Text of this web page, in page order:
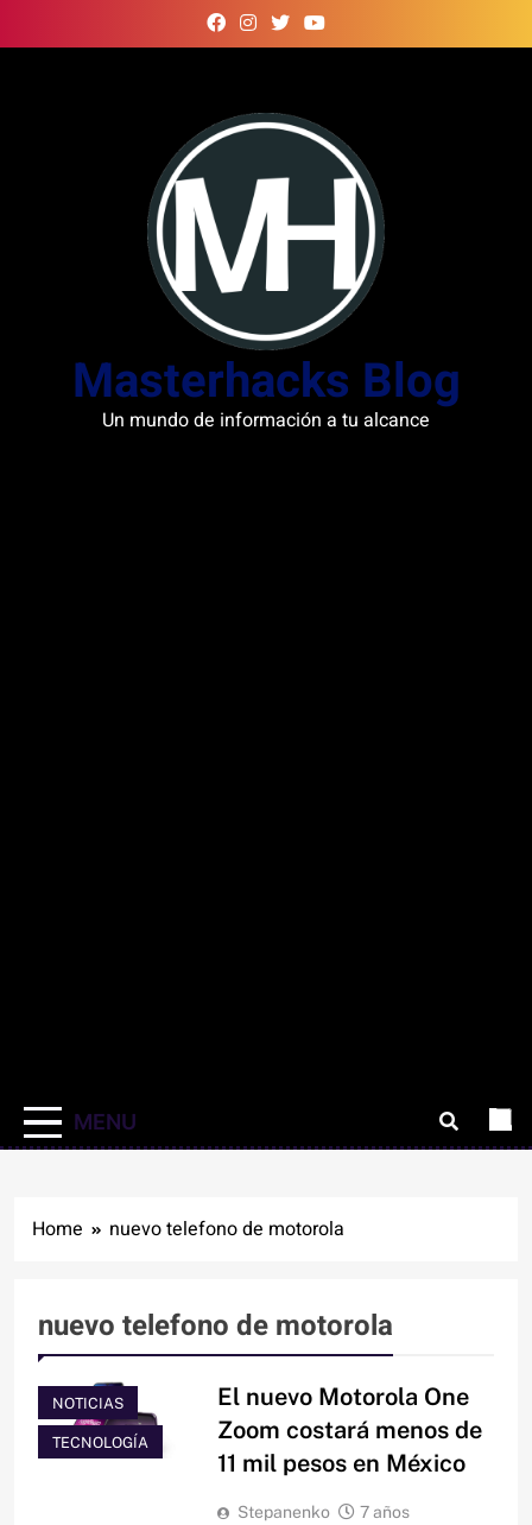
to
Masterhacks Blog
Un mundo de información a tu alcance
MENU
Home nuevo telefono de motorola
nuevo telefono de motorola
NOTICIAS
TECNOLOGÍA
El nuevo Motorola One
Zoom costará menos de
11 mil pesos en México
Stepanenko
7 años